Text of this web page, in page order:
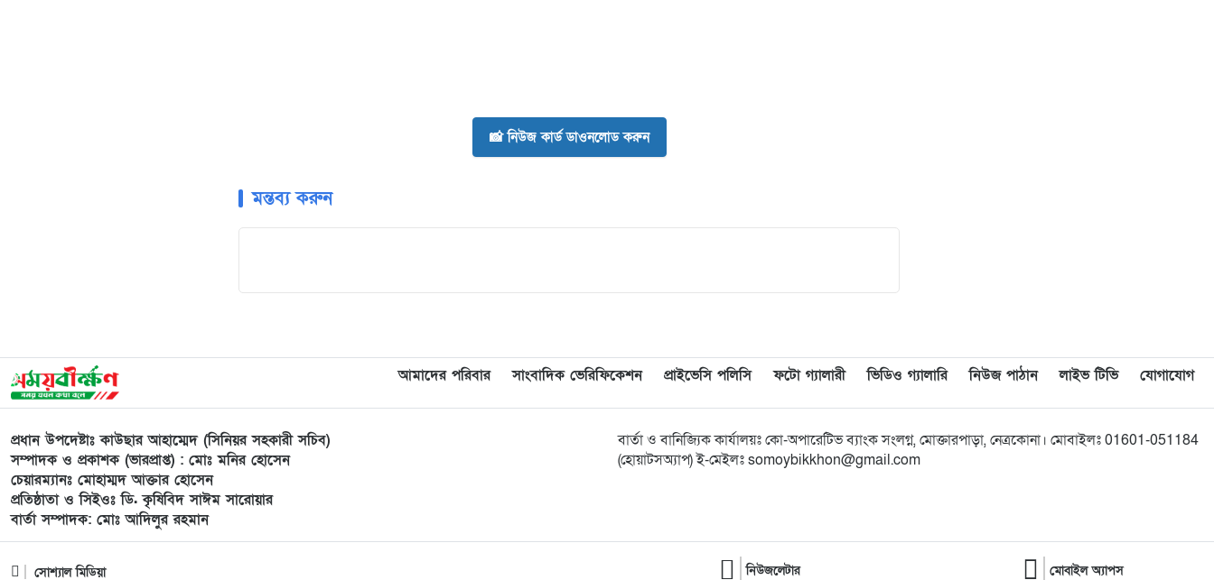
📸 নিউজ কার্ড ডাওনলোড করুন
মন্তব্য করুন
কালিয়াকৈরে স্কুলের পাশে পৌরসভার
১৯
আমাদের পরিবার সাংবাদিক ভেরিফিকেশন প্রাইভেসি পলিসি ফটো গ্যালারী ভিডিও গ্যালারি নিউজ পাঠান লাইভ টিভি যোগাযোগ
প্রধান উপদেষ্টাঃ কাউছার আহাম্মেদ (সিনিয়র সহকারী সচিব)
সম্পাদক ও প্রকাশক (ভারপ্রাপ্ত) : মোঃ মনির হোসেন
চেয়ারম্যানঃ মোহাম্মদ আক্তার হোসেন
প্রতিষ্ঠাতা ও সিইওঃ ডি. কৃষিবিদ সাঈম সারোয়ার
বার্তা সম্পাদক: মোঃ আদিলুর রহমান
বার্তা ও বানিজ্যিক কার্যালয়ঃ কো-অপারেটিভ ব্যাংক সংলগ্ন, মোক্তারপাড়া, নেত্রকোনা। মোবাইলঃ 01601-051184
(হোয়াটসঅ্যাপ) ই-মেইলঃ somoybikkhon@gmail.com
সোশ্যাল মিডিয়া নিউজলেটার মোবাইল অ্যাপস